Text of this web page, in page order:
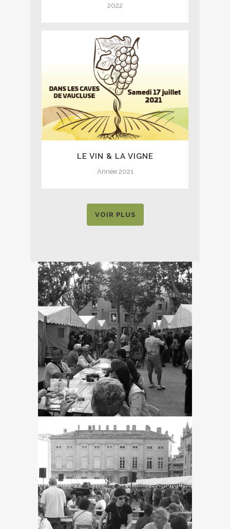
2022
LE VIN & LA VIGNE
Année 2021
VOIR PLUS